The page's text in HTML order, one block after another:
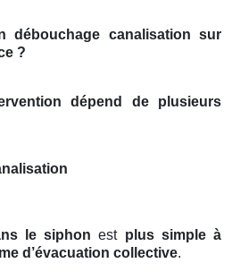
débouchage canalisation sur
?
dépend de plusieurs
le siphon est plus simple à
d’évacuation collective.